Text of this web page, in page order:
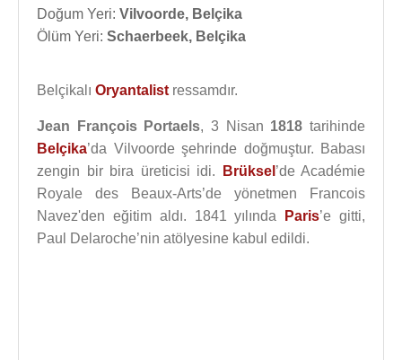
Doğum Yeri: Vilvoorde, Belçika
Ölüm Yeri: Schaerbeek, Belçika
Belçikalı Oryantalist ressamdır.
Jean François Portaels, 3 Nisan 1818 tarihinde
Belçika’da Vilvoorde şehrinde doğmuştur. Babası
zengin bir bira üreticisi idi.
Brüksel ’de Académie
Royale des Beaux-Arts’de yönetmen Francois
Navez'den eğitim aldı. 1841 yılında
Paris’e gitti,
Paul Delaroche’nin atölyesine kabul edildi.